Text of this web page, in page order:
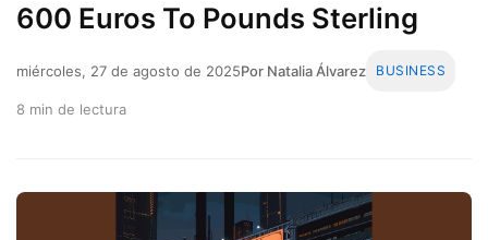
600 Euros To Pounds Sterling
miércoles, 27 de agosto de 2025Por Natalia Álvarez BUSINESS
8 min de lectura